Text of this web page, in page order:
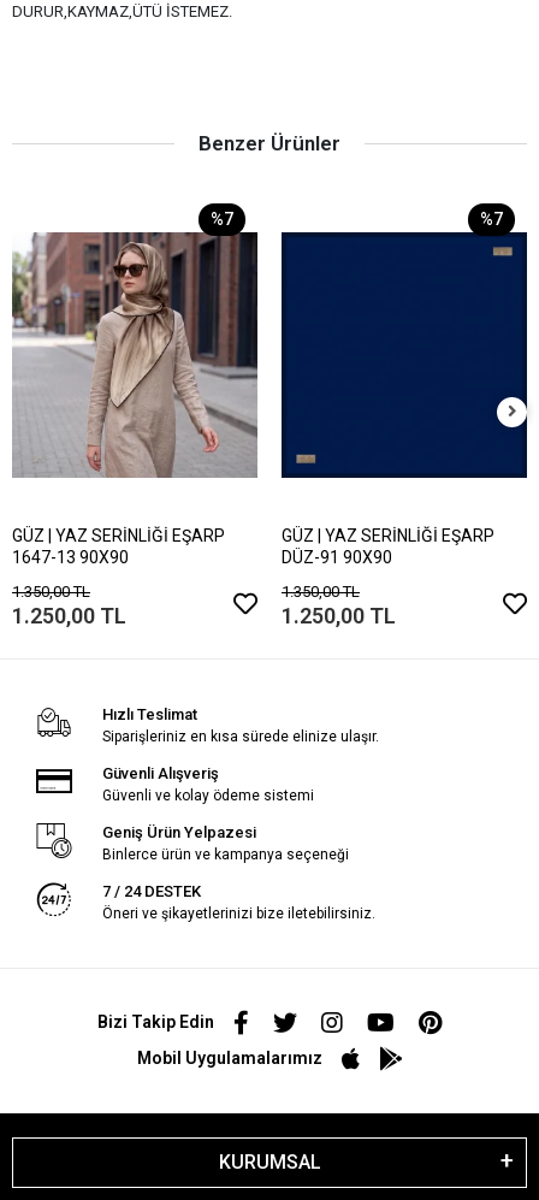
DURUR,KAYMAZ,ÜTÜ İSTEMEZ.
Benzer Ürünler
%7
GÜZ | YAZ SERİNLİĞİ EŞARP
1647-13 90X90
1.350,00 TL
1.250,00 TL
%7
GÜZ | YAZ SERİNLİĞİ EŞARP
DÜZ-91 90X90
1.350,00 TL
1.250,00 TL
Hızlı Teslimat
Siparişleriniz en kısa sürede elinize ulaşır.
Güvenli Alışveriş
Güvenli ve kolay ödeme sistemi
Geniş Ürün Yelpazesi
Binlerce ürün ve kampanya seçeneği
7 / 24 DESTEK
Öneri ve şikayetlerinizi bize iletebilirsiniz.
Bizi Takip Edin
Mobil Uygulamalarımız
KURUMSAL